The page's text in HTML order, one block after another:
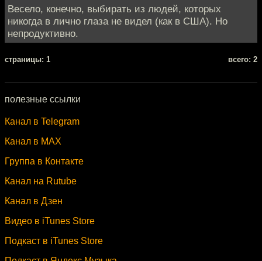
Весело, конечно, выбирать из людей, которых
никогда в лично глаза не видел (как в США). Но
непродуктивно.
cтраницы: 1 всего: 2
полезные ссылки
Канал в Telegram
Канал в MAX
Группа в Контакте
Канал на Rutube
Канал в Дзен
Видео в iTunes Store
Подкаст в iTunes Store